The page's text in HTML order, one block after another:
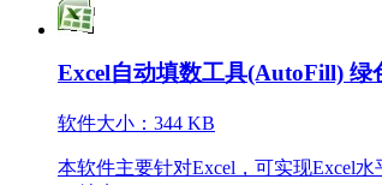
Excel自动填数工具(AutoFill) 绿
软件大小：344 KB
本软件主要针对Excel，可实现Excel